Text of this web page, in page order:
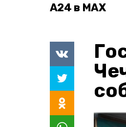
А24 в MAX